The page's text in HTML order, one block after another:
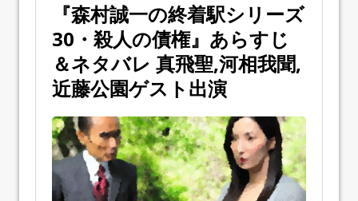
『森村誠一の終着駅シリーズ
30・殺人の債権』あらすじ
＆ネタバレ 真飛聖,河相我聞,
近藤公園ゲスト出演